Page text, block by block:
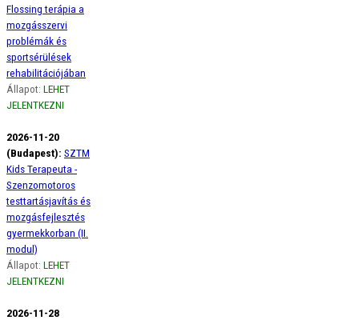
Flossing terápia a
mozgásszervi
problémák és
sportsérülések
rehabilitációjában
Állapot: LEHET
JELENTKEZNI
2026-11-20
(Budapest): SZTM
Kids Terapeuta -
Szenzomotoros
testtartásjavítás és
mozgásfejlesztés
gyermekkorban (II.
modul)
Állapot: LEHET
JELENTKEZNI
2026-11-28